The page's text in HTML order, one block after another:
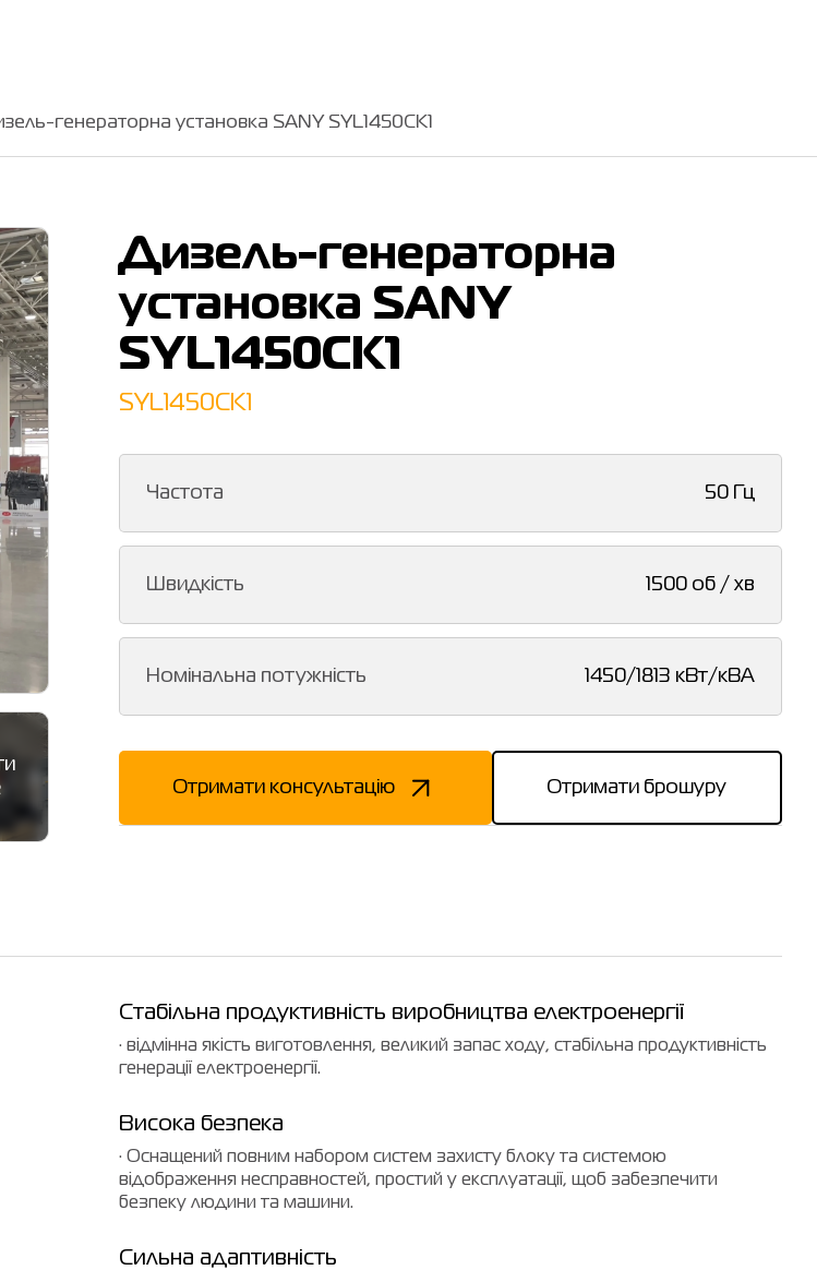
генераторна установка SANY SYL1450CK1
Дизель-генераторна
установка SANY
SYL1450CK1
SYL1450CK1
Частота 50 Гц
Швидкість 1500 об / хв
Номінальна потужність 1450/1813 кВт/кВА
Отримати консультацію Отримати брошуру
Стабільна продуктивність виробництва електроенергії
· відмінна якість виготовлення, великий запас ходу, стабільна продуктивність
генерації електроенергії.
Висока безпека
· Оснащений повним набором систем захисту блоку та системою
відображення несправностей, простий у експлуатації, щоб забезпечити
безпеку людини та машини.
Сильна адаптивність